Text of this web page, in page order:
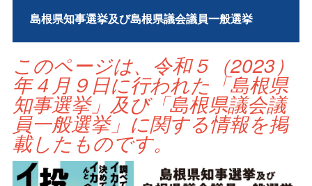
島根県知事選挙及び島根県議会議員一般選挙
このページは、令和５（2023）
年４月９日に行われた「島根県
知事選挙」及び「島根県議会議
員一般選挙」に関する情報を掲
載したものです。